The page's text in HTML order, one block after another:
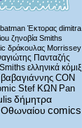
batman Έκτορας dimitra
ζηνοβία Smiths
δράκουλας Morrissey
Πανταζής
ελληνικά κόμιξ
CON
Stef ΚΩΝ Pan
δήμητρα
Οθωναίου comics